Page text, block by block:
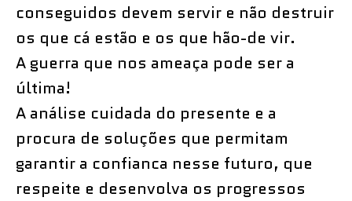
conseguidos devem servir e não destruir
os que cá estão e os que hão-de vir.
A guerra que nos ameaça pode ser a
última!
A análise cuidada do presente e a
procura de soluções que permitam
garantir a confianca nesse futuro, que
respeite e desenvolva os progressos